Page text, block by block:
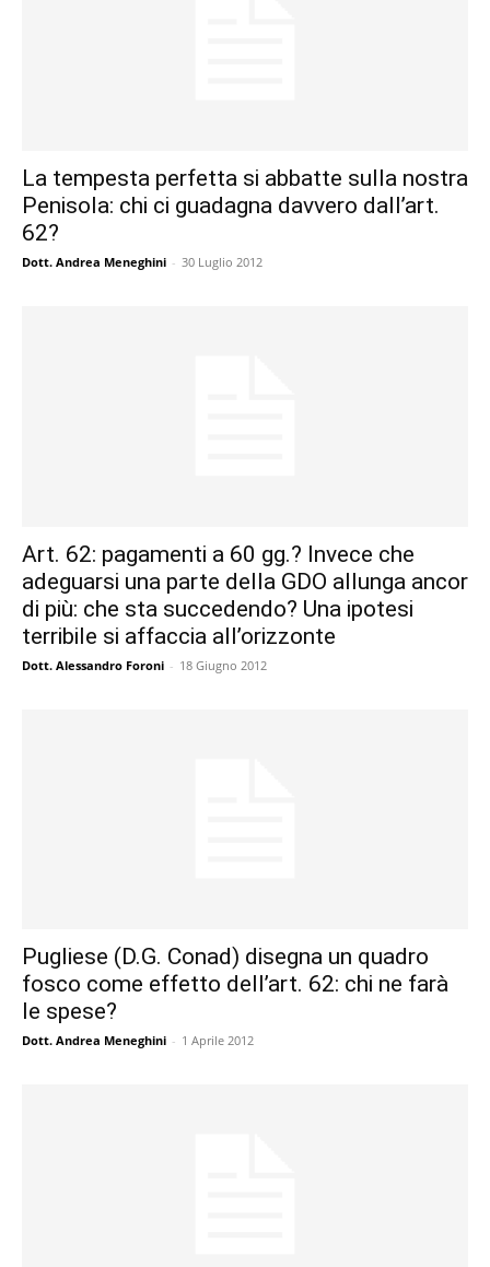
La tempesta perfetta si abbatte sulla nostra
Penisola: chi ci guadagna davvero dall’art.
62?
Dott. Andrea Meneghini - 30 Luglio 2012
Art. 62: pagamenti a 60 gg.? Invece che
adeguarsi una parte della GDO allunga ancor
di più: che sta succedendo? Una ipotesi
terribile si affaccia all’orizzonte
Dott. Alessandro Foroni - 18 Giugno 2012
Pugliese (D.G. Conad) disegna un quadro
fosco come effetto dell’art. 62: chi ne farà
le spese?
Dott. Andrea Meneghini - 1 Aprile 2012